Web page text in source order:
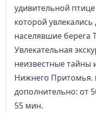
удивительной
которой
населявшие берега
Увлекательная
неизвестные тайны
Нижнего Притомья.
дополнительно: от
55 мин.